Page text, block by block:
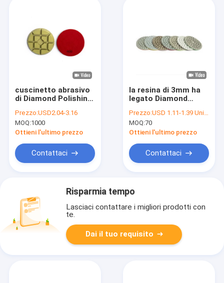
cuscinetto abrasivo
di Diamond Polishing
Polishing del
quadrato 4inch
Prezzo:USD2.04-3.16
MOQ:1000
Ottieni l'ultimo prezzo
Contattaci
la resina di 3mm ha
legato Diamond
Polishing Pad
Prezzo:USD 1.11-1.39 Unit price
MOQ:70
Ottieni l'ultimo prezzo
Contattaci
Risparmia tempo
Lasciaci contattare i migliori prodotti con
te.
Dai il tuo requisito